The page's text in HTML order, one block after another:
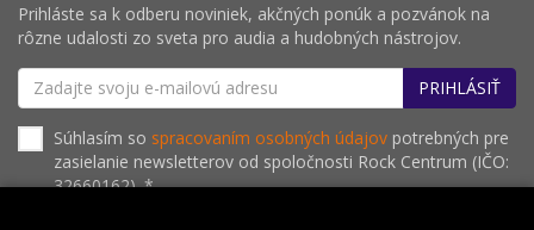
Prihláste sa k odberu noviniek, akčných ponúk a pozvánok na
rôzne udalosti zo sveta pro audia a hudobných nástrojov.
PRIHLÁSIŤ
Súhlasím so spracovaním osobných údajov potrebných pre
zasielanie newsletterov od spoločnosti Rock Centrum (IČO:
32660162). *